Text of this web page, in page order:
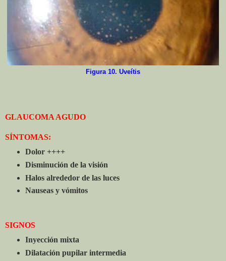
Figura 10. Uveítis
GLAUCOMA AGUDO
SÍNTOMAS:
Dolor ++++
Disminución de la visión
Halos alrededor de las luces
Nauseas y vómitos
SIGNOS
Inyección mixta
Dilatación pupilar intermedia